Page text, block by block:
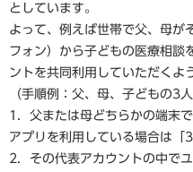
としています。
よって、例えば世帯で父、母が
フォン）から子どもの医療相談
ントを共同利用していただくよ
（手順例：父、母、子どもの3
1．父または母どちらかの端末
アプリを利用している場合は「3
2．その代表アカウントの中で